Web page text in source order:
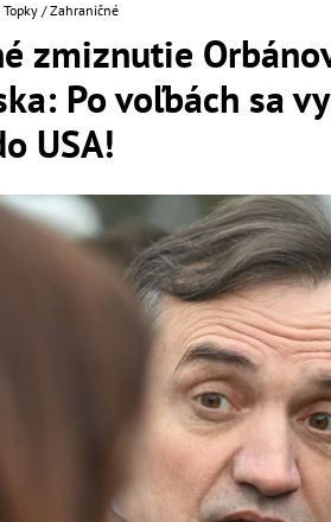
Topky Zahraničné
zmiznutie
Po voľbách sa
USA!